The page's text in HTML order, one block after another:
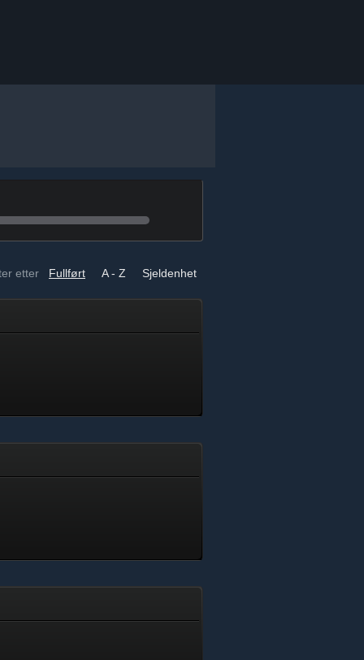
etter Fullført A - Z Sjeldenhet